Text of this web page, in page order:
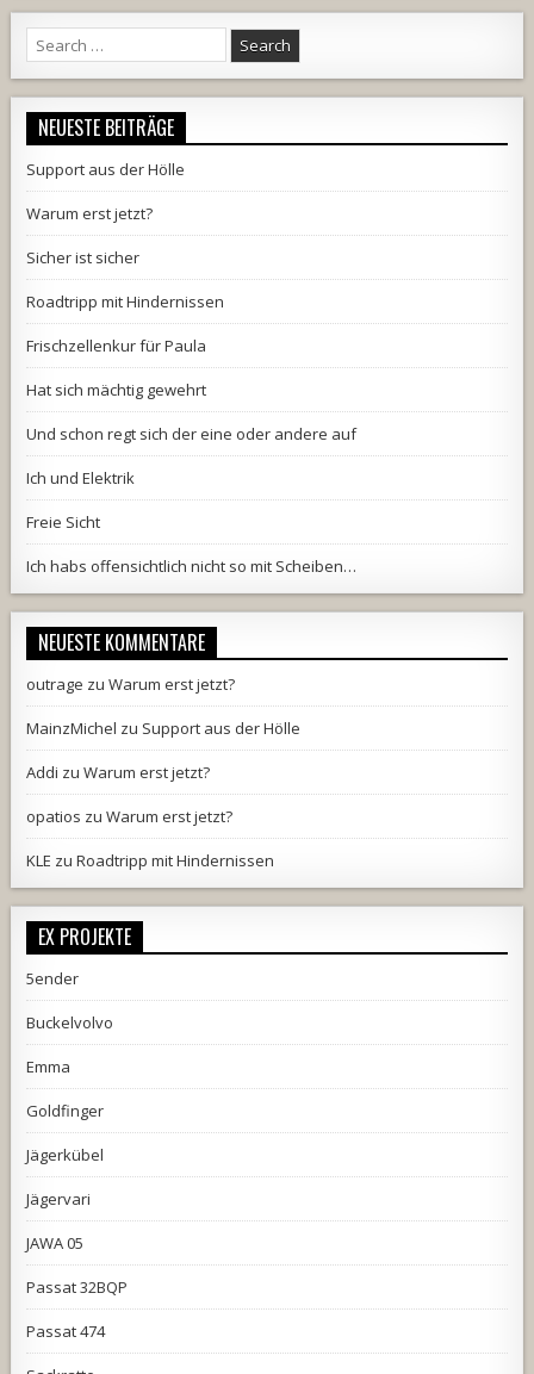
Search
for:
NEUESTE BEITRÄGE
Support aus der Hölle
Warum erst jetzt?
Sicher ist sicher
Roadtripp mit Hindernissen
Frischzellenkur für Paula
Hat sich mächtig gewehrt
Und schon regt sich der eine oder andere auf
Ich und Elektrik
Freie Sicht
Ich habs offensichtlich nicht so mit Scheiben…
NEUESTE KOMMENTARE
outrage zuWarum erst jetzt?
MainzMichel zu Support aus der Hölle
Addi zuWarum erst jetzt?
opatios zuWarum erst jetzt?
KLE zuRoadtripp mit Hindernissen
EX PROJEKTE
5ender
Buckelvolvo
Emma
Goldfinger
Jägerkübel
Jägervari
JAWA 05
Passat 32BQP
Passat 474